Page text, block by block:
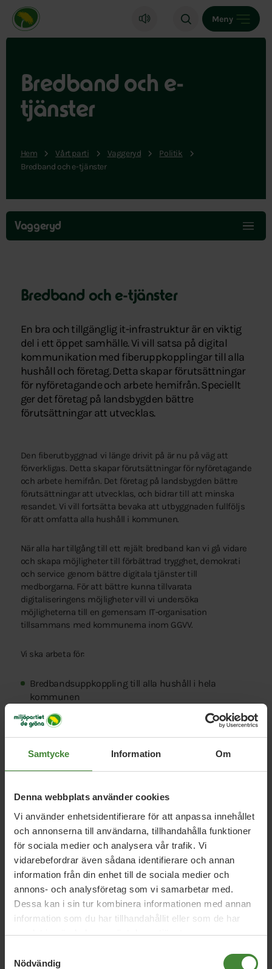
Samtycke Information Om
Denna webbplats använder cookies
Vi använder enhetsidentifierare för att anpassa innehållet
och annonserna till användarna, tillhandahålla funktioner
för sociala medier och analysera vår trafik. Vi
vidarebefordrar även sådana identifierare och annan
information från din enhet till de sociala medier och
annons- och analysföretag som vi samarbetar med.
Dessa kan i sin tur kombinera informationen med annan
information som du har tillhandahållit eller som de har
samlat in när du har använt deras tjänster.
Nödvändig
Miljöpartiet de gröna, startsida
Meny
Bredband och e-
tjänster
Hem Vårt parti Vaggeryd
Politik
Bredband och e-tjänster
Hoppa
över
menyn
Vaggeryd
Bredband och e-tjänster
En bra och tillgänglig it-infrastruktur är en viktig
del i ett öppet samhälle. Vi vill satsa på digital
kommunikation med fiberuppkopplingar till alla
hushåll och företag. Detta skapar förutsättningar
för nyföretagande och arbete hemifrån. Speciellt
ger det företag på landsbygden bättre
förutsättningar att utvecklas.
Den fiberutbyggnad vi länge drivit på är nu på väg att
förverkligas. Detta skapar förutsättningar för nyföretagande
och arbete hemifrån. Det företag på landsbygden bättre
förutsättningar att utvecklas, och bidrar till att minska
resandet. Vi vill fortsätta bevaka att utbyggnaden fullföljs
för att omfatta alla hushåll i kommunen.
När alla har tillgång till ett rejält bredband kan vi gå vidare
och skapa möjligheter till förbättrad trygghet, demokrati
och service genom bättre digitala tjänster till
medborgarna. För att bättre kunna tillvarata
digitaliseringens möjligheter vill vi undersöka
möjligheterna till en gemensam IT-organisation
tillsammans med kommunerna inom GGVV.
Vi ska arbeta för:
Bredbandsuppkoppling till alla hushåll i hela
kommunen
Satsa på digitalseringens möjligheter
Undersök gemensam IT-organisation inom GGVV
Vi har svaren på dina
frågor
Sök
efter